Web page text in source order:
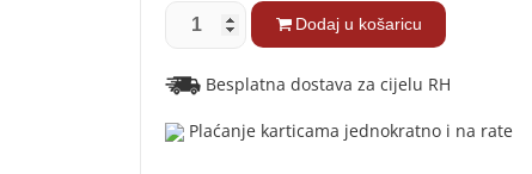
Dodaj u košaricu
Besplatna dostava za cijelu RH
Plaćanje karticama jednokratno i na rate